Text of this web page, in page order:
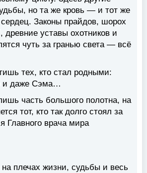
но та же кровь — и тот же
Законы прайдов, шорох
древние уставы охотников и
чуть за гранью света — всё
тех, кто стал родными:
и даже Сэма…
часть большого полотна, на
тот, кто так долго стоял за
Главного врача мира
на плечах жизни, судьбы и весь